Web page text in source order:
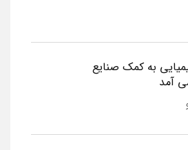
به کمک صنایع
آمد